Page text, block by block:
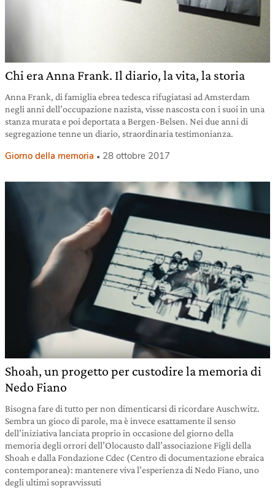
Chi era Anna Frank. Il diario, la vita, la storia
Anna Frank, di famiglia ebrea tedesca rifugiatasi ad Amsterdam
negli anni dell’occupazione nazista, visse nascosta con i suoi in una
stanza murata e poi deportata a Bergen-Belsen. Nei due anni di
segregazione tenne un diario, straordinaria testimonianza.
Giorno della memoria 28 ottobre 2017
Shoah, un progetto per custodire la memoria di
Nedo Fiano
Bisogna fare di tutto per non dimenticarsi di ricordare Auschwitz.
Sembra un gioco di parole, ma è invece esattamente il senso
dell’iniziativa lanciata proprio in occasione del giorno della
memoria degli orrori dell’Olocausto dall’associazione Figli della
Shoah e dalla Fondazione Cdec (Centro di documentazione ebraica
contemporanea): mantenere viva l’esperienza di Nedo Fiano, uno
degli ultimi sopravvissuti